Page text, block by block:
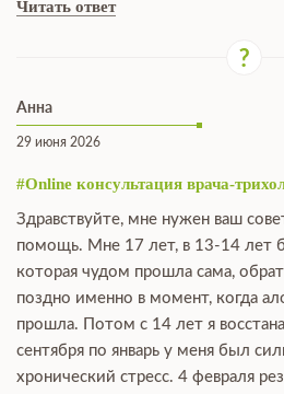
Читать ответ
Анна
29 июня 2026
#Online консультация врача-
Здравствуйте, мне нужен ваш
помощь. Мне 17 лет, в 13-14 лет
которая чудом прошла сама,
поздно именно в момент, когда
прошла. Потом с 14 лет я
сентября по январь у меня был
хронический стресс. 4 февраля